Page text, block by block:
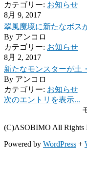
カテゴリー: お知らせ
8月 9, 2017
翠風魔境に新たなボス
By アンコロ
カテゴリー: お知らせ
8月 2, 2017
新たなモンスターが土
By アンコロ
カテゴリー: お知らせ
次のエントリを表示...
(C)ASOBIMO All Rights
Powered by WordPress +